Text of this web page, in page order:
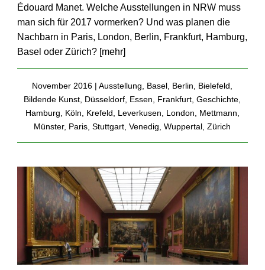
Édouard Manet. Welche Ausstellungen in NRW muss
man sich für 2017 vormerken? Und was planen die
Nachbarn in Paris, London, Berlin, Frankfurt, Hamburg,
Basel oder Zürich? [mehr]
November 2016 |Ausstellung Basel Berlin Bielefeld
Bildende Kunst Düsseldorf Essen Frankfurt ,Geschichte
Hamburg
Köln Krefeld Leverkusen London Mettmann
Münster, Paris ,Stuttgart ,Venedig ,Wuppertal ,Zürich